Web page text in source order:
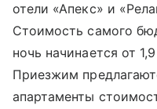
отели «Апекс» и
Стоимость самого
ночь начинается от
Приезжим
апартаменты